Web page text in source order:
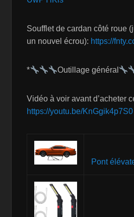
Soufflet de cardan côté roue
un nouvel écrou): https://
* Outillage général
Vidéo à voir avant d’acheter
https://youtu.be/KnGgik4p7S0
Pont